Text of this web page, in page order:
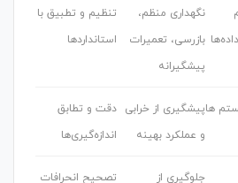
نگهداری منظم،
بازرسی، تعمیرات
پیشگیرانه
تنظیم و تطبیق با
استانداردها
هاپیشگیری از خرابی
و عملکرد بهینه
دقت و تطابق
اندازه‌گیری‌ها
جلوگیری از
تصحیح انحرافات